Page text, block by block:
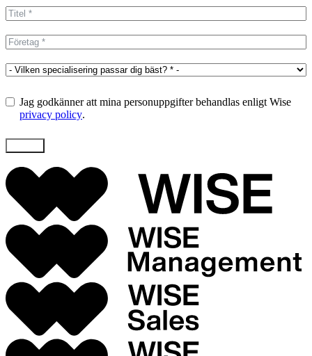
+1
Jag godkänner att mina personuppgifter behandlas enligt Wise
privacy policy.